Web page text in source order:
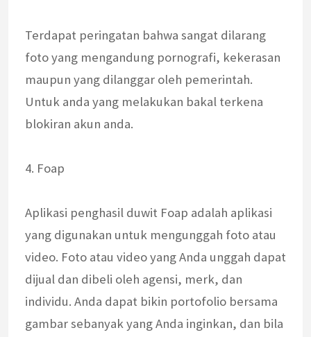
Terdapat peringatan bahwa sangat dilarang
foto yang mengandung pornografi, kekerasan
maupun yang dilanggar oleh pemerintah.
Untuk anda yang melakukan bakal terkena
blokiran akun anda.
4. Foap
Aplikasi penghasil duwit Foap adalah aplikasi
yang digunakan untuk mengunggah foto atau
video. Foto atau video yang Anda unggah dapat
dijual dan dibeli oleh agensi, merk, dan
individu. Anda dapat bikin portofolio bersama
gambar sebanyak yang Anda inginkan, dan bila